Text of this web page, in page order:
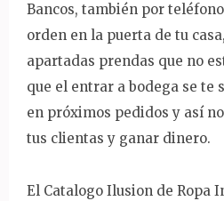
Bancos, también por
orden en la puerta de tu
apartadas prendas que no
que el entrar a bodega se te
en próximos pedidos y así
tus clientas y ganar dinero.
El Catalogo Ilusion de Ropa